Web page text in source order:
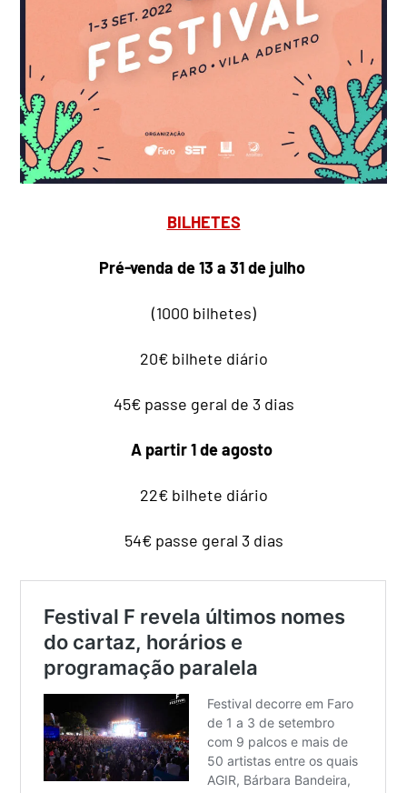
BILHETES
Pré-venda de 13 a 31 de julho
(1000 bilhetes)
20€ bilhete diário
45€ passe geral de 3 dias
A partir 1 de agosto
22€ bilhete diário
54€ passe geral 3 dias